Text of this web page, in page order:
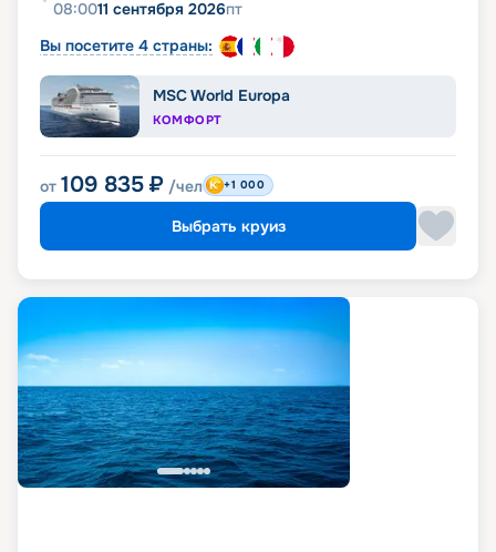
08:0011 сентября 2026пт
Вы посетите 4 страны:
MSC World Europa
КОМФОРТ
от 109 835 ₽ /чел +1 000
Выбрать круиз